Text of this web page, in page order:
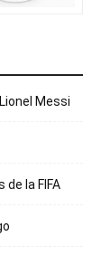
Messi
de la FIFA